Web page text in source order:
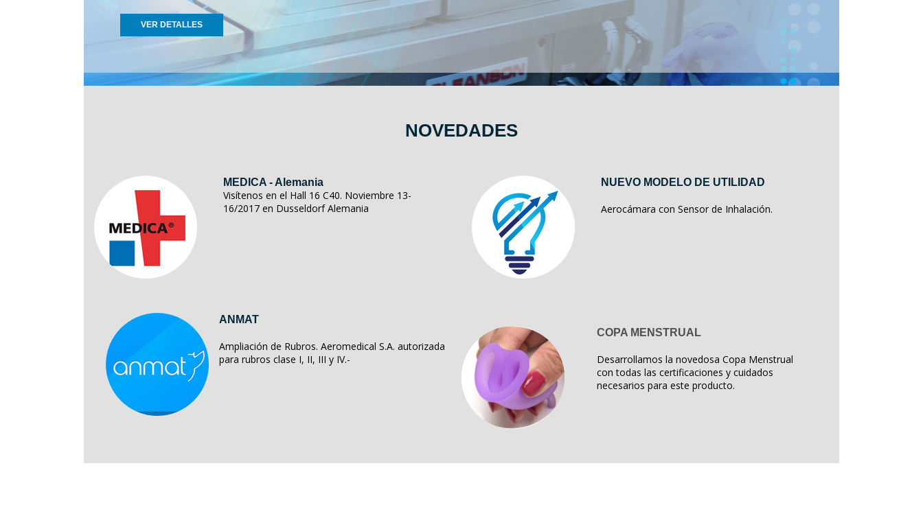
VER DETALLES
NOVEDADES
MEDICA - Alemania
Visítenos en el Hall 16 C40. Noviembre 13-
16/2017 en Dusseldorf Alemania
NUEVO MODELO DE UTILIDAD
Aerocámara con Sensor de Inhalación.
ANMAT
Ampliación de Rubros. Aeromedical S.A. autorizada
para rubros clase I, II, III y IV.-
COPA MENSTRUAL
Desarrollamos la novedosa Copa Menstrual
con todas las certificaciones y cuidados
necesarios para este producto.